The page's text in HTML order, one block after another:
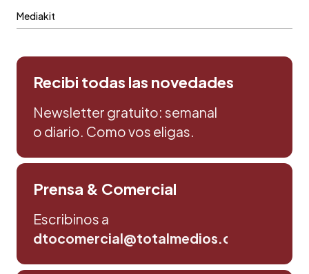
Mediakit
Recibi todas las novedades
Newsletter gratuito: semanal
o diario. Como vos eligas.
Prensa & Comercial
Escribinos a
dtocomercial@totalmedios.com